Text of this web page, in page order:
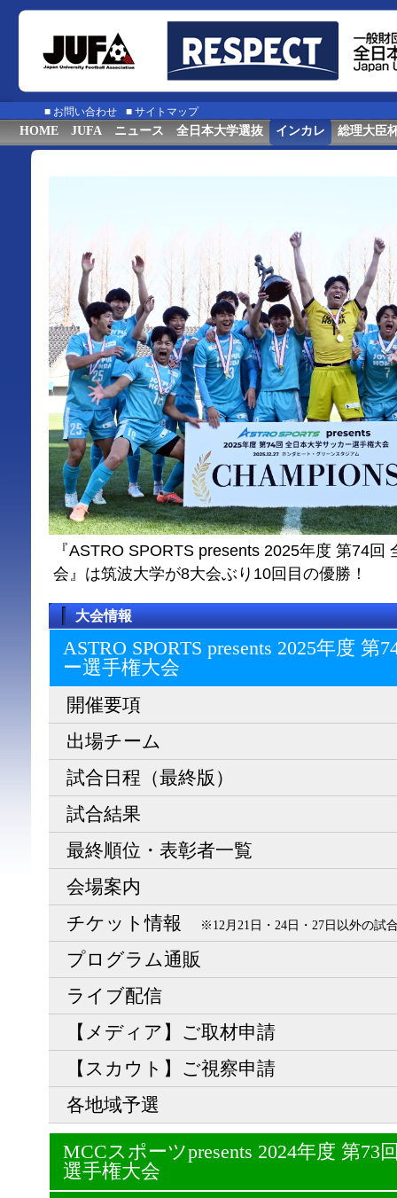
■ お問い合わせ ■ サイトマップ
HOME JUFA ニュース 全日本大学選抜 インカレ 総理大臣
『ASTRO SPORTS presents 2025年度 第74回
会』は筑波大学が8大会ぶり10回目の優勝！
大会情報
ASTRO SPORTS presents 2025年度
ー選⼿権⼤会
開催要項
出場チーム
試合日程（最終版）
試合結果
最終順位・表彰者一覧
会場案内
チケット情報
※12月21日・24日・27日以外の試
プログラム通販
ライブ配信
【メディア】ご取材申請
【スカウト】ご視察申請
各地域予選
MCCスポーツpresents 2024年度 第73
選手権大会